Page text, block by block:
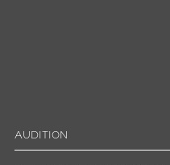
AUDITION